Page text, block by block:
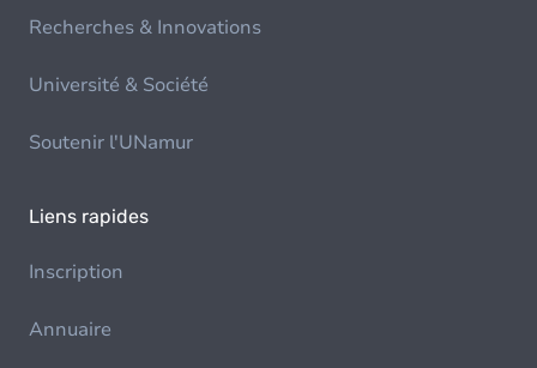
Recherches & Innovations
Université & Société
Soutenir l'UNamur
Liens rapides
Inscription
Annuaire